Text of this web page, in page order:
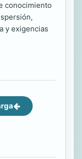
conocimiento
y exigencias